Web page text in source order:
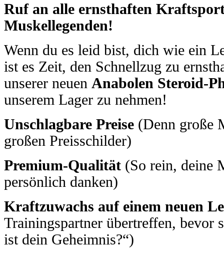
Ruf an alle ernsthaften
Muskellegenden!
Wenn du es leid bist, dich wie ein
ist es Zeit, den Schnellzug zu
unserer neuen Anabolen Steroid-
unserem Lager zu nehmen!
Unschlagbare Preise (Denn große
großen Preisschilder)
Premium-Qualität (So rein, deine
persönlich danken)
Kraftzuwachs auf einem neuen
Trainingspartner übertreffen, bevor
ist dein Geheimnis?“)